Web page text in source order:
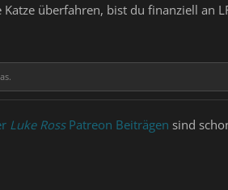
überfahren, bist du finanziell an
Luke Ross Patreon Beiträgen sind